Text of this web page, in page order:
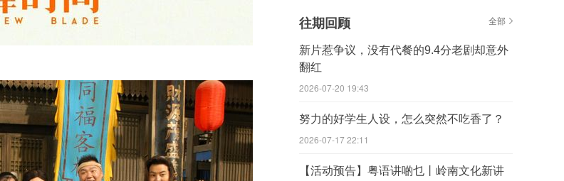
往期回顾 全部
新片惹争议，没有代餐的9.4分老剧却意外
翻红
2026-07-20 19:43
努力的好学生人设，怎么突然不吃香了？
2026-07-17 22:11
【活动预告】粤语讲啲乜丨岭南文化新讲